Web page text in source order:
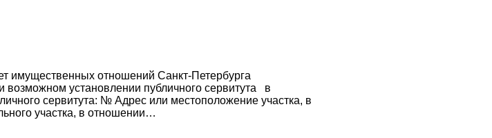
имущественных отношений Санкт-Петербурга
возможном установлении публичного сервитута в
сервитута: № Адрес или местоположение участка, в
участка, в отношении…